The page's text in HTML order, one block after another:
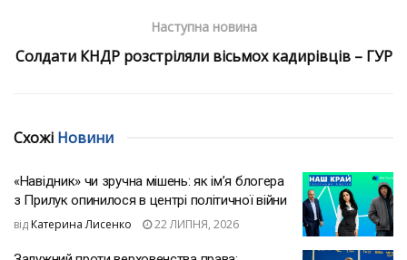
Наступна новина
Солдати КНДР розстріляли вісьмох кадирівців – ГУР
Схожі Новини
«Навідник» чи зручна мішень: як ім’я блогера
з Прилук опинилося в центрі політичної війни
від Катерина Лисенко 22 ЛИПНЯ, 2026